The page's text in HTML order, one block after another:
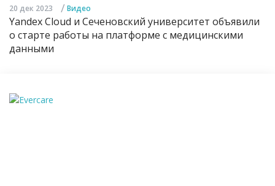
20 дек 2023 / Видео
Yandex Cloud и Сеченовский университет объявили
о старте работы на платформе с медицинскими
данными